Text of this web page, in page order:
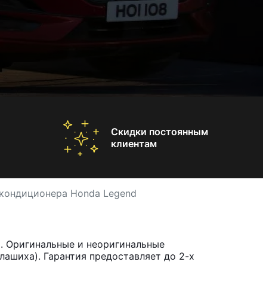
Скидки постоянным
клиентам
Honda Legend
Оригинальные и неоригинальные
Гарантия предоставляет до 2-х